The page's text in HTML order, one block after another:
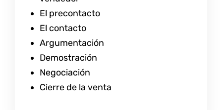
El precontacto
El contacto
Argumentación
Demostración
Negociación
Cierre de la venta